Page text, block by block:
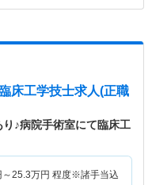
床工学技士求人(正職
り♪病院手術室にて臨床工
25.3万円 程度※諸手当込